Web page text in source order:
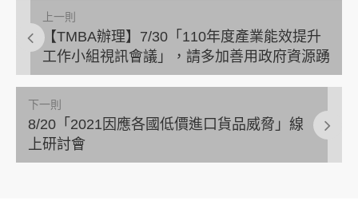
上一則
【TMBA辦理】7/30「110年度產業能效提升
工作小組視訊會議」，請多加善用政府資源踴
躍報名與會！
下一則
8/20「2021因應各國低價進口貨品威脅」線
上研討會